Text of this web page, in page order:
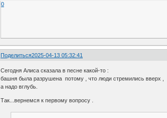
0
Поделиться2025-04-13 05:32:41
Сегодня Алиса сказала в песне какой-то :
башня была разрушена потому , что люди стремились вверх ,
а надо вглубь.
Так...вернемся к первому вопросу .